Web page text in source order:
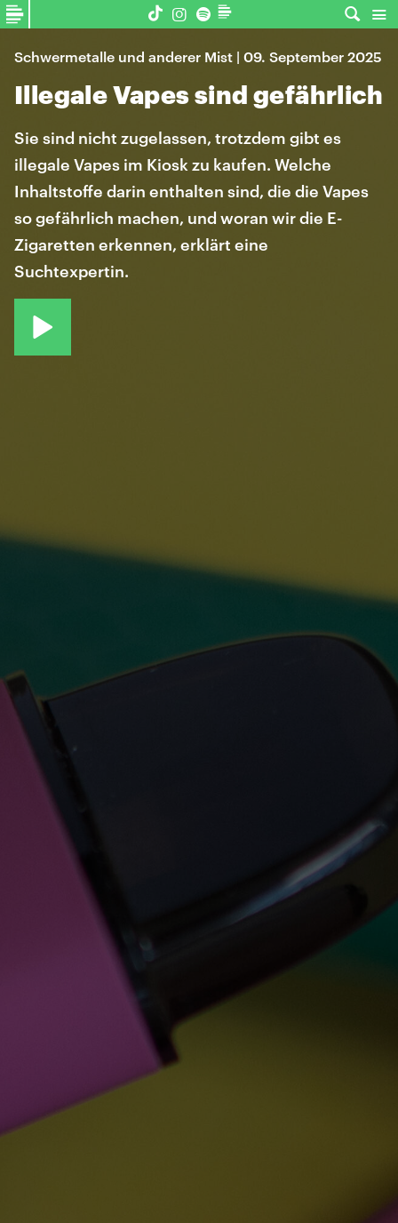
Schwermetalle und anderer Mist | 09. September 2025
Illegale Vapes sind gefährlich
Sie sind nicht zugelassen, trotzdem gibt es
illegale Vapes im Kiosk zu kaufen. Welche
Inhaltstoffe darin enthalten sind, die die Vapes
so gefährlich machen, und woran wir die E-
Zigaretten erkennen, erklärt eine
Suchtexpertin.